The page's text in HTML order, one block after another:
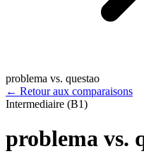
problema vs. questao
← Retour aux comparaisons
Intermediaire (B1)
problema vs.